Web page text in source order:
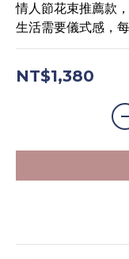
情人節花束推薦款
生活需要儀式感，
NT$1,380